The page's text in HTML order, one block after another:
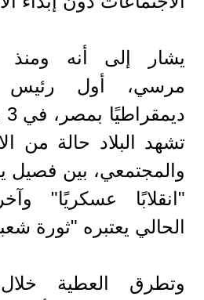
يشار إلى أنه ومنذ
مرسي، أول رئيس
تشهد البلاد حالة من
والمجتمعي، بين فصيل
"انقلابًا عسكريًا"
الحالي يعتبره "ثورة
وتطرق العطية